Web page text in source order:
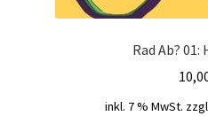
Rad Ab? 01:
inkl. 7 % MwSt.